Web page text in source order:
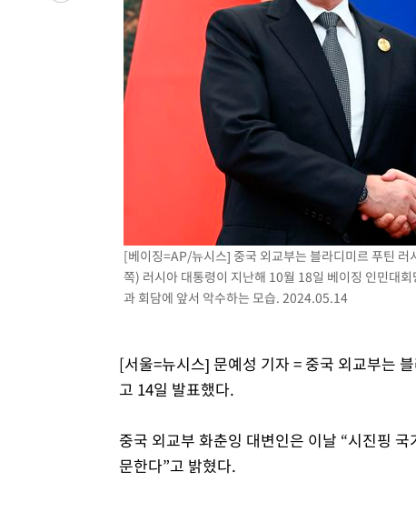
[속보]코스피, 119.51포인트(1.81%) 내린 6478.75 개장
6월 경상수지 497.3억 달러…두 달 연속 사상 최대
서울 낮 39도 '폭염중대경보'…40도 관측 가능성도
미 워싱턴주 스포캔 시의 통제불능 3개 산불, 방화선 일부 구
[속보] 호르무즈 해협 이란-오만 협상 기대속 뉴욕증시 혼조
[속보] 이란 대통령 "지금 최고지도자와 소통하기가 매우
[속보] "이란-오만, 호르무즈 해협 통행 항로 합의" 이란 외무
[베이징=AP/뉴시스] 중국 외교부는 블라디미르 푸틴
쪽) 러시아 대통령이 지난해 10월 18일 베이징 인민대
과 회담에 앞서 악수하는 모습. 2024.05.14
[서울=뉴시스] 문예성 기자 = 중국 외교부는
고 14일 발표했다.
중국 외교부 화춘잉 대변인은 이날 “시진핑
문한다”고 밝혔다.